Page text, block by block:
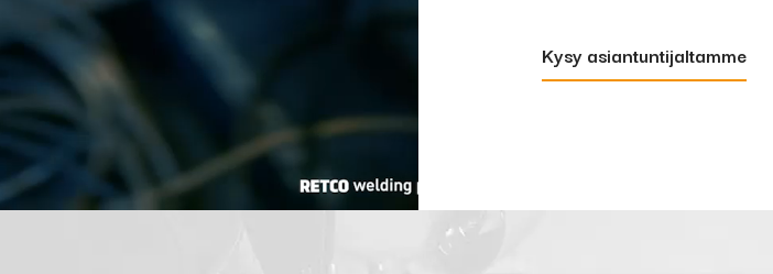
Kysy asiantuntijaltamme